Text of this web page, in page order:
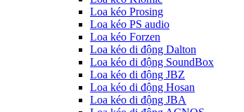
Loa kéo Prosing
Loa kéo PS audio
Loa kéo Forzen
Loa kéo di động Dalton
Loa kéo di động SoundBox
Loa kéo di động JBZ
Loa kéo di động Hosan
Loa kéo di động JBA